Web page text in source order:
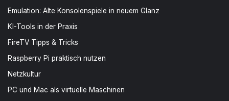
Emulation: Alte Konsolenspiele in neuem Glanz
KI-Tools in der Praxis
FireTV Tipps & Tricks
Raspberry Pi praktisch nutzen
Netzkultur
PC und Mac als virtuelle Maschinen